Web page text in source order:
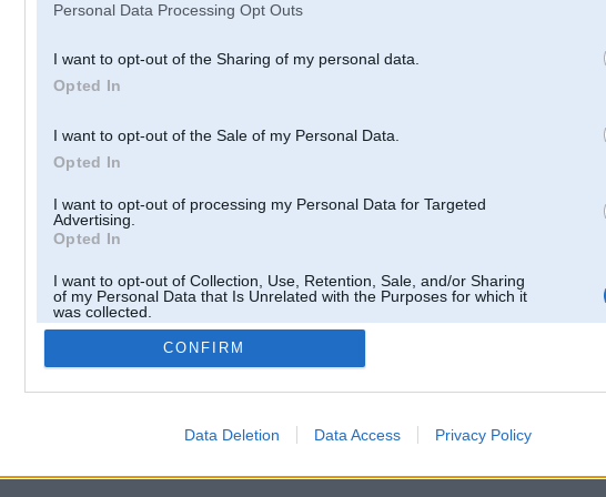
Personal Data Processing Opt Outs
I want to opt-out of the Sharing of my personal data.
Opted In
I want to opt-out of the Sale of my Personal Data.
Opted In
I want to opt-out of processing my Personal Data for Targeted
Advertising.
Opted In
I want to opt-out of Collection, Use, Retention, Sale, and/or Sharing
of my Personal Data that Is Unrelated with the Purposes for which it
was collected.
Opted Out
CONFIRM
Data Deletion Data Access Privacy Policy
[Lietotāja V-Maxers galerijas
darbojas
Tas nav auto klubs un nav saistīts ar